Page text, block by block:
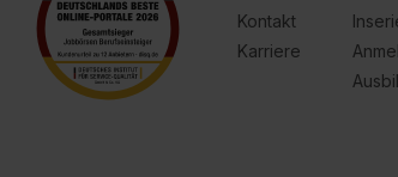
Kontakt
Karriere